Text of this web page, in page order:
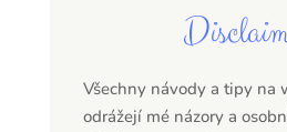
Všechny návody a tipy na
odrážejí mé názory a